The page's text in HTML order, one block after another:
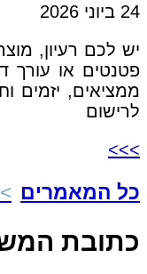
24 ביוני 2026
יש לכם רעיון,
פטנטים או עורך
ממציאים, יזמים
לרישום
>>>
כל המאמרים
כתובת